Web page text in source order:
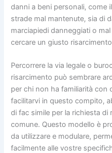
danni a beni personali, come
strade mal mantenute, sia di
marciapiedi danneggiati o
cercare un giusto
Percorrere la via legale o
risarcimento può sembrare
per chi non ha familiarità con
facilitarvi in questo compito,
di fac simile per la richiesta
comune. Questo modello è
da utilizzare e modulare,
facilmente alle vostre